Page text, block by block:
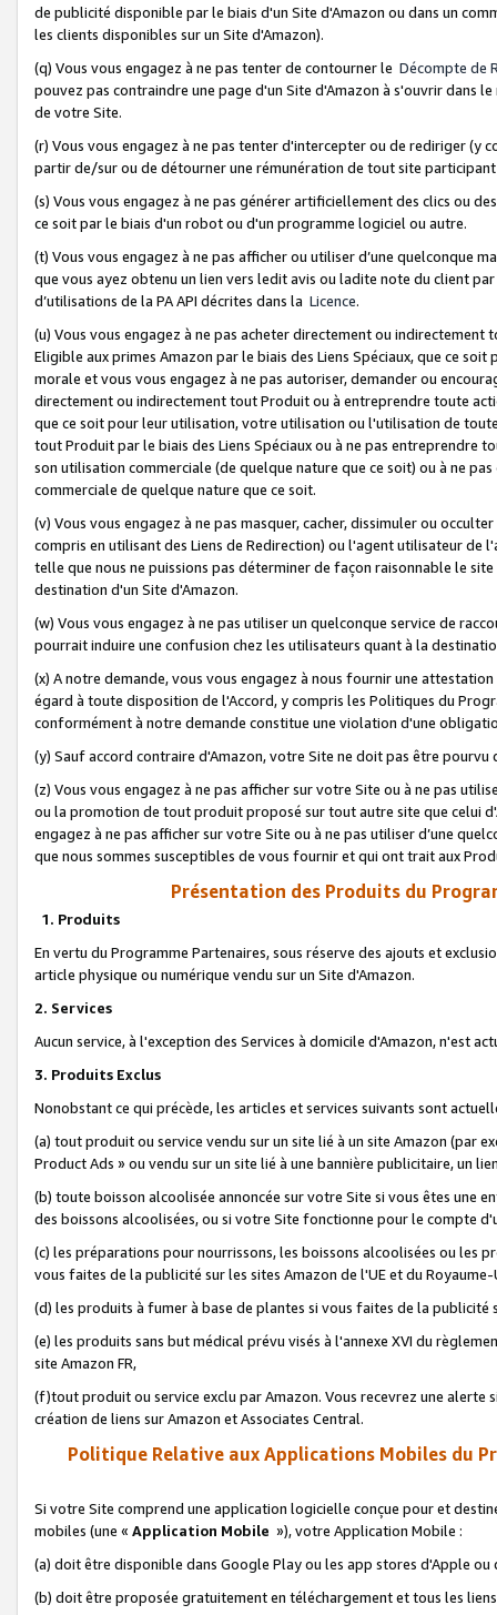
de publicité disponible par le biais d'un Site d'Amazon ou dans un
les clients disponibles sur un Site d'Amazon).
(q) Vous vous engagez à ne pas tenter de contourner le Décompte de
pouvez pas contraindre une page d'un Site d'Amazon à s'ouvrir dans
de votre Site.
(r) Vous vous engagez à ne pas tenter d'intercepter ou de rediriger
partir de/sur ou de détourner une rémunération de tout site
(s) Vous vous engagez à ne pas générer artificiellement des clics ou
ce soit par le biais d'un robot ou d'un programme logiciel ou autre.
(t) Vous vous engagez à ne pas afficher ou utiliser d’une quelconque
que vous ayez obtenu un lien vers ledit avis ou ladite note du client
d’utilisations de la PA API décrites dans la Licence.
(u) Vous vous engagez à ne pas acheter directement ou
Eligible aux primes Amazon par le biais des Liens Spéciaux, que ce
morale et vous vous engagez à ne pas autoriser, demander ou
directement ou indirectement tout Produit ou à entreprendre toute
que ce soit pour leur utilisation, votre utilisation ou l'utilisation de
tout Produit par le biais des Liens Spéciaux ou à ne pas entreprendre
son utilisation commerciale (de quelque nature que ce soit) ou à ne
commerciale de quelque nature que ce soit.
(v) Vous vous engagez à ne pas masquer, cacher, dissimuler ou
compris en utilisant des Liens de Redirection) ou l'agent utilisateur
telle que nous ne puissions pas déterminer de façon raisonnable le
destination d'un Site d'Amazon.
(w) Vous vous engagez à ne pas utiliser un quelconque service de
pourrait induire une confusion chez les utilisateurs quant à la
(x) A notre demande, vous vous engagez à nous fournir une
égard à toute disposition de l'Accord, y compris les Politiques du
conformément à notre demande constitue une violation d'une
(y) Sauf accord contraire d'Amazon, votre Site ne doit pas être
(z) Vous vous engagez à ne pas afficher sur votre Site ou à ne pas
ou la promotion de tout produit proposé sur tout autre site que celui
engagez à ne pas afficher sur votre Site ou à ne pas utiliser d’une
que nous sommes susceptibles de vous fournir et qui ont trait aux
Présentation des Produits du
1. Produits
En vertu du Programme Partenaires, sous réserve des ajouts et
article physique ou numérique vendu sur un Site d'Amazon.
2. Services
Aucun service, à l'exception des Services à domicile d'Amazon, n'est
3. Produits Exclus
Nonobstant ce qui précède, les articles et services suivants sont
(a) tout produit ou service vendu sur un site lié à un site Amazon (par
Product Ads » ou vendu sur un site lié à une bannière publicitaire, un
(b) toute boisson alcoolisée annoncée sur votre Site si vous êtes une
des boissons alcoolisées, ou si votre Site fonctionne pour le compte
(c) les préparations pour nourrissons, les boissons alcoolisées ou les
vous faites de la publicité sur les sites Amazon de l'UE et du Royaume-
(d) les produits à fumer à base de plantes si vous faites de la publicité
(e) les produits sans but médical prévu visés à l'annexe XVI du
site Amazon FR,
(f)tout produit ou service exclu par Amazon. Vous recevrez une alerte
création de liens sur Amazon et Associates Central.
Politique Relative aux Applications Mobiles du
Si votre Site comprend une application logicielle conçue pour et
mobiles (une « Application Mobile »), votre Application Mobile :
(a) doit être disponible dans Google Play ou les app stores d'Apple ou
(b) doit être proposée gratuitement en téléchargement et tous les